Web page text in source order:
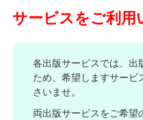
サービスをご利用
各出版サービスでは、出
ため、希望しますサービ
さいませ。
両出版サービスをご希望